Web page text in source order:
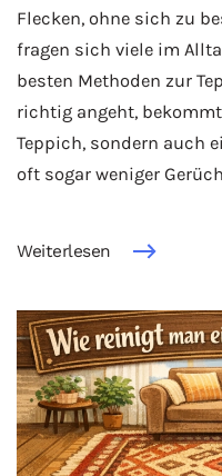
Flecken, ohne sich zu
fragen sich viele im
besten Methoden zur
richtig angeht,
Teppich, sondern auch
oft sogar weniger
Weiterlesen